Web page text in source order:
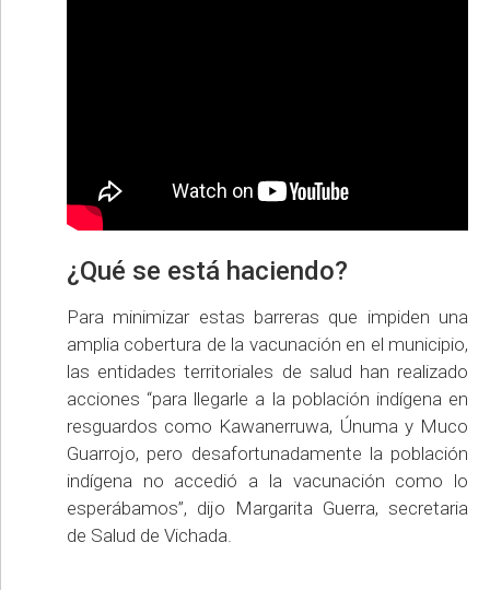
¿Qué se está haciendo?
Para minimizar estas barreras que impiden una
amplia cobertura de la vacunación en el municipio,
las entidades territoriales de salud han realizado
acciones “para llegarle a la población indígena en
resguardos como Kawanerruwa, Únuma y Muco
Guarrojo, pero desafortunadamente la población
indígena no accedió a la vacunación como lo
esperábamos”, dijo Margarita Guerra, secretaria
de Salud de Vichada.